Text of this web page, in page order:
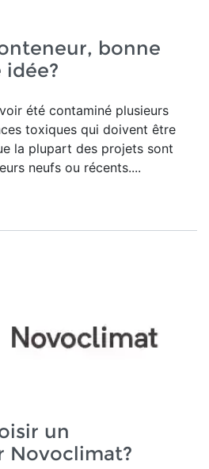
bonne
idée?
été contaminé plusieurs
toxiques qui doivent être
la plupart des projets sont
neufs ou récents....
un
Novoclimat?